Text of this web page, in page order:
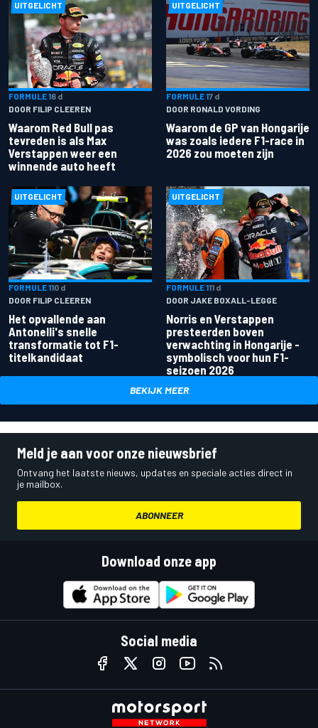
UITGELICHT
FORMULE 16 d
DOOR FILIP CLEEREN
Waarom Red Bull pas
tevreden is als Max
Verstappen weer een
winnende auto heeft
UITGELICHT
FORMULE 17 d
DOOR RONALD VORDING
Waarom de GP van Hongarije
was zoals iedere F1-race in
2026 zou moeten zijn
UITGELICHT
FORMULE 110 d
DOOR FILIP CLEEREN
Het opvallende aan
Antonelli's snelle
transformatie tot F1-
titelkandidaat
UITGELICHT
FORMULE 111 d
DOOR JAKE BOXALL-LEGGE
Norris en Verstappen
presteerden boven
verwachting in Hongarije -
symbolisch voor hun F1-
seizoen 2026
BEKIJK MEER
Meld je aan voor onze nieuwsbrief
Ontvang het laatste nieuws, updates en speciale acties direct in
je mailbox.
ABONNEER
Download onze app
Social media